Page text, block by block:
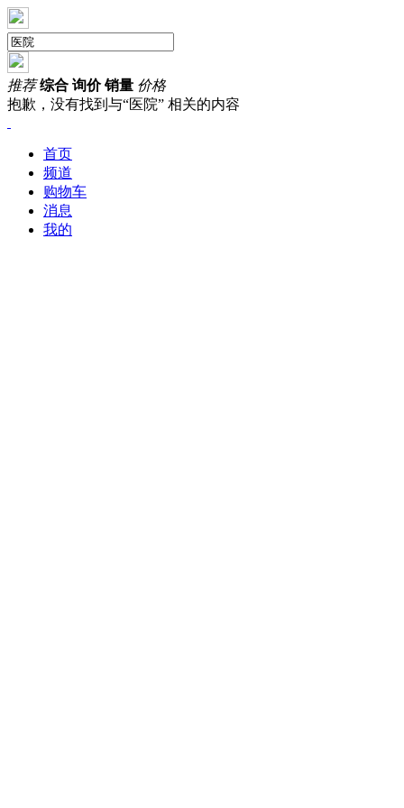
推荐 综合 询价 销量 价格
抱歉，没有找到与“医院” 相关的内容
首页
频道
购物车
消息
我的